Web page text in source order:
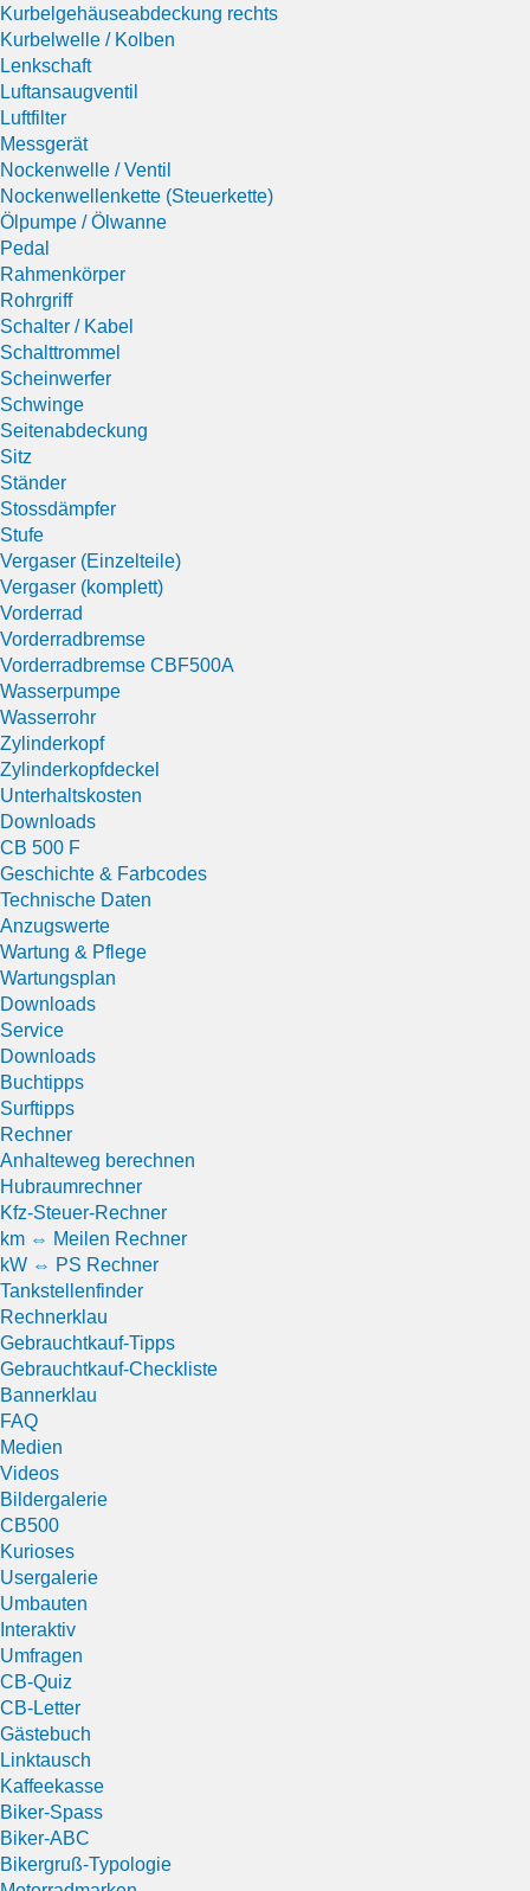
Kurbelgehäuseabdeckung rechts
Kurbelwelle / Kolben
Lenkschaft
Luftansaugventil
Luftfilter
Messgerät
Nockenwelle / Ventil
Nockenwellenkette (Steuerkette)
Ölpumpe / Ölwanne
Pedal
Rahmenkörper
Rohrgriff
Schalter / Kabel
Schalttrommel
Scheinwerfer
Schwinge
Seitenabdeckung
Sitz
Ständer
Stossdämpfer
Stufe
Vergaser (Einzelteile)
Vergaser (komplett)
Vorderrad
Vorderradbremse
Vorderradbremse CBF500A
Wasserpumpe
Wasserrohr
Zylinderkopf
Zylinderkopfdeckel
Unterhaltskosten
Downloads
CB 500 F
Geschichte & Farbcodes
Technische Daten
Anzugswerte
Wartung & Pflege
Wartungsplan
Downloads
Service
Downloads
Buchtipps
Surftipps
Rechner
Anhalteweg berechnen
Hubraumrechner
Kfz-Steuer-Rechner
km ⇔ Meilen Rechner
kW ⇔ PS Rechner
Tankstellenfinder
Rechnerklau
Gebrauchtkauf-Tipps
Gebrauchtkauf-Checkliste
Bannerklau
FAQ
Medien
Videos
Bildergalerie
CB500
Kurioses
Usergalerie
Umbauten
Interaktiv
Umfragen
CB-Quiz
CB-Letter
Gästebuch
Linktausch
Kaffeekasse
Biker-Spass
Biker-ABC
Bikergruß-Typologie